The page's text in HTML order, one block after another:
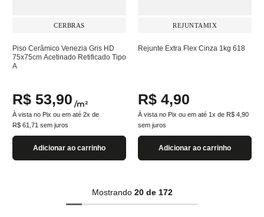
CERBRAS
Piso Cerâmico Venezia Gris HD
75x75cm Acetinado Retificado Tipo
A
R$ 53,90 /m²
À vista no Pix ou em até 2x de
R$ 61 71 sem juros
Adicionar ao carrinho
REJUNTAMIX
Rejunte Extra Flex Cinza 1kg 618
R$ 4,90
À vista no Pix ou em até 1 x de R$ 4 90
sem juros
Adicionar ao carrinho
Mostrando 20 de 172